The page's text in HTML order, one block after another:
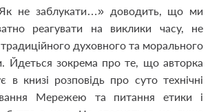
не заблукати…» доводить, що ми
реагувати на виклики часу, не
духовного та морального
Йдеться зокрема про те, що авторка
в книзі розповідь про суто технічні
Мережею та питання етики і